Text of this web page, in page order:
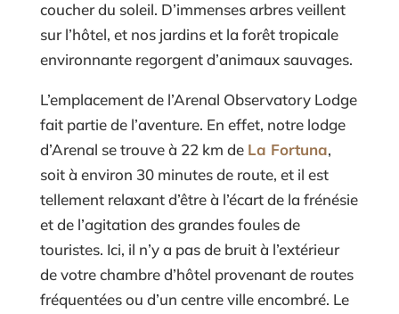
coucher du soleil. D’immenses arbres veillent
sur l’hôtel, et nos jardins et la forêt tropicale
environnante regorgent d’animaux sauvages.
L’emplacement de l’Arenal Observatory Lodge
fait partie de l’aventure. En effet, notre lodge
d’Arenal se trouve à 22 km de La Fortuna,
soit à environ 30 minutes de route, et il est
tellement relaxant d’être à l’écart de la frénésie
et de l’agitation des grandes foules de
touristes. Ici, il n’y a pas de bruit à l’extérieur
de votre chambre d’hôtel provenant de routes
fréquentées ou d’un centre ville encombré. Le